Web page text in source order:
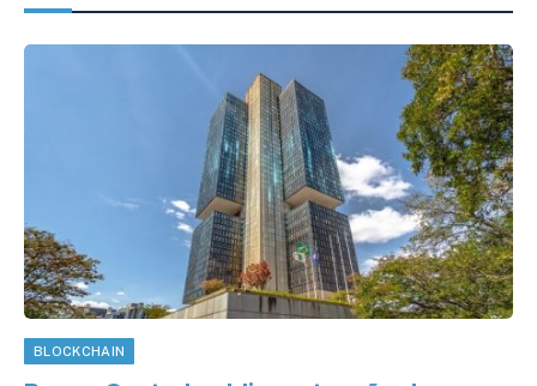
BLOCKCHAIN